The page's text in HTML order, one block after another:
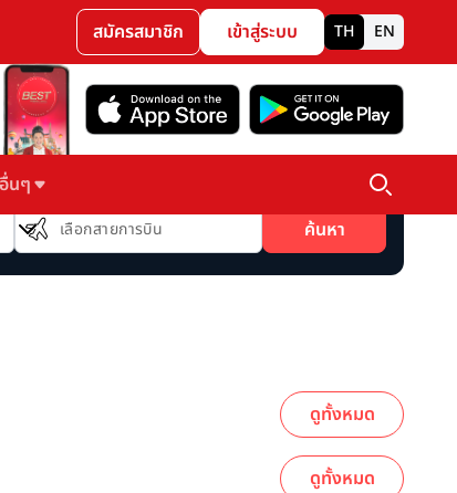
สมัครสมาชิก เข้าสู่ระบบ TH EN
นๆ
สายการบิน
เลือกสายการบิน
ค้นหา
ดูทั้งหมด
ดูทั้งหมด